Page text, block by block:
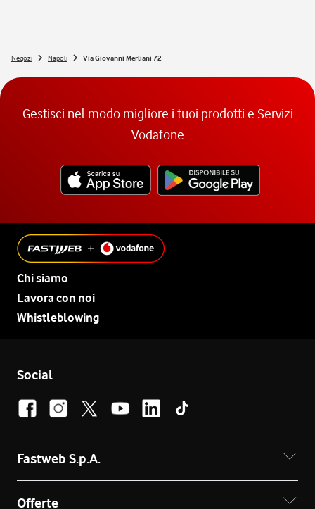
Negozi Napoli Via Giovanni Merliani 72
Gestisci nel modo migliore i tuoi prodotti e Servizi
Vodafone
Chi siamo
Lavora con noi
Whistleblowing
Social
Fastweb S.p.A.
Offerte